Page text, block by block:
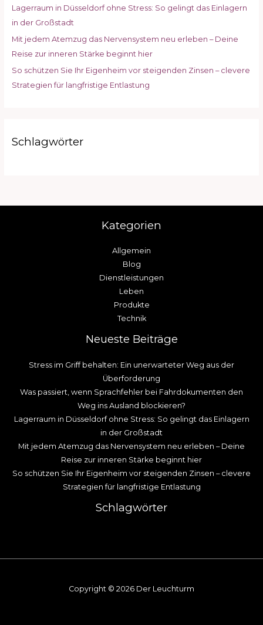
Lagerraum in Düsseldorf ohne Stress: So gelingt das Einlagern
in der Großstadt
Mit jedem Atemzug das Nervensystem neu erleben – Deine
Reise zur inneren Stärke beginnt hier
So schützen Sie Ihr Eigenheim vor steigenden Zinsen – clevere
Strategien für langfristige Entlastung
Schlagwörter
Kategorien
Allgemein
Blog
Dienstleistungen
Leben
Produkte
Technik
Neueste Beiträge
Stress im Griff behalten: Ein unerwarteter Weg aus der
Überforderung
Was passiert, wenn Sprachfehler bei Fahrdokumenten den
Weg ins Ausland blockieren?
Lagerraum in Düsseldorf ohne Stress: So gelingt das Einlagern
in der Großstadt
Mit jedem Atemzug das Nervensystem neu erleben – Deine
Reise zur inneren Stärke beginnt hier
So schützen Sie Ihr Eigenheim vor steigenden Zinsen – clevere
Strategien für langfristige Entlastung
Schlagwörter
Copyright © 2026 Der Leuchturm